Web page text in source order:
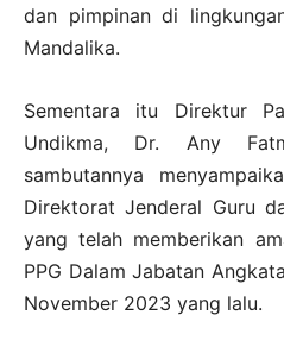
dan pimpinan di
Mandalika.
Sementara itu Direktur
Undikma, Dr. Any
sambutannya
Direktorat Jenderal Guru
yang telah memberikan
PPG Dalam Jabatan
November 2023 yang lalu.